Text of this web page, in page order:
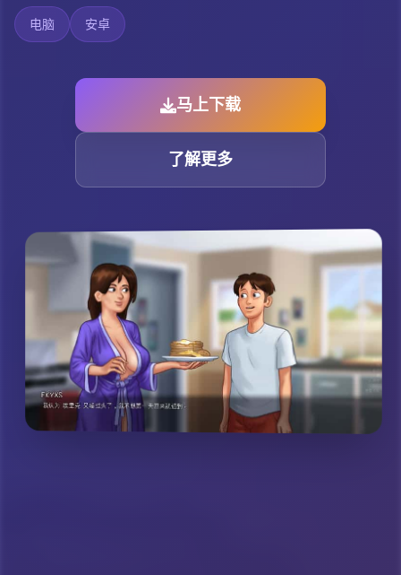
电脑 安卓
马上下载
了解更多